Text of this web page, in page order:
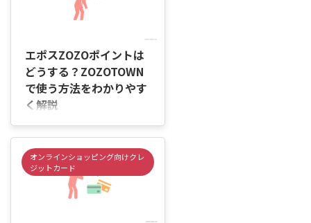
けばZOZOTOWNの買い物にも活
用できます。ただし、利用方法に
り、思ったようにポイントが貯ま
らなかったりすることもありま
す。 そのため、購入前にポイン
トの使い方や注意点を確認してお
くことが大切です。 この記事で
手順、利用前に確認しておきたい
ポ ...
エポスZOZOポイントは
どうする？ZOZOTOWN
で使う方法をわかりやす
く解説
はじめに 「エポスカードで貯ま
ったポイントは、ZOZOTOWNで
も使えるの？」「ポイントを使い
たいけれど、支払い方法がよく分
からない…」と迷っていません
か。 エポスポイントは便利に使
ZOZOTOWNでは使い方によって
オンラインショッピング向けクレ
ジットカード